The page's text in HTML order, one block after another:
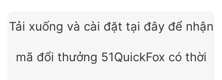
Tải xuống và cài đặt tại đây để nhận
mã đổi thưởng 51QuickFox có thời